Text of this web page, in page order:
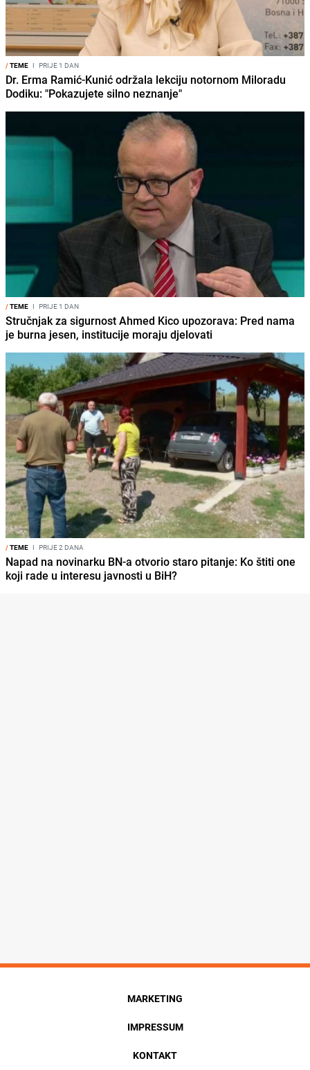
/TEME I PRIJE 1 DAN
Dr. Erma Ramić-Kunić održala lekciju notornom Miloradu
Dodiku: "Pokazujete silno neznanje"
/TEME I PRIJE 1 DAN
Stručnjak za sigurnost Ahmed Kico upozorava: Pred nama
je burna jesen, institucije moraju djelovati
/TEME I PRIJE 2 DANA
Napad na novinarku BN-a otvorio staro pitanje: Ko štiti one
koji rade u interesu javnosti u BiH?
MARKETING
IMPRESSUM
KONTAKT